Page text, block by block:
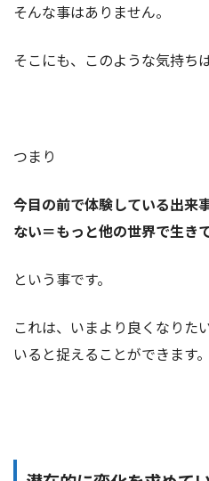
そんな事はありません。
そこにも、このような気持ち
つまり
今目の前で体験している出来
ない＝もっと他の世界で生き
という事です。
これは、いまより良くなりた
いると捉えることができます。